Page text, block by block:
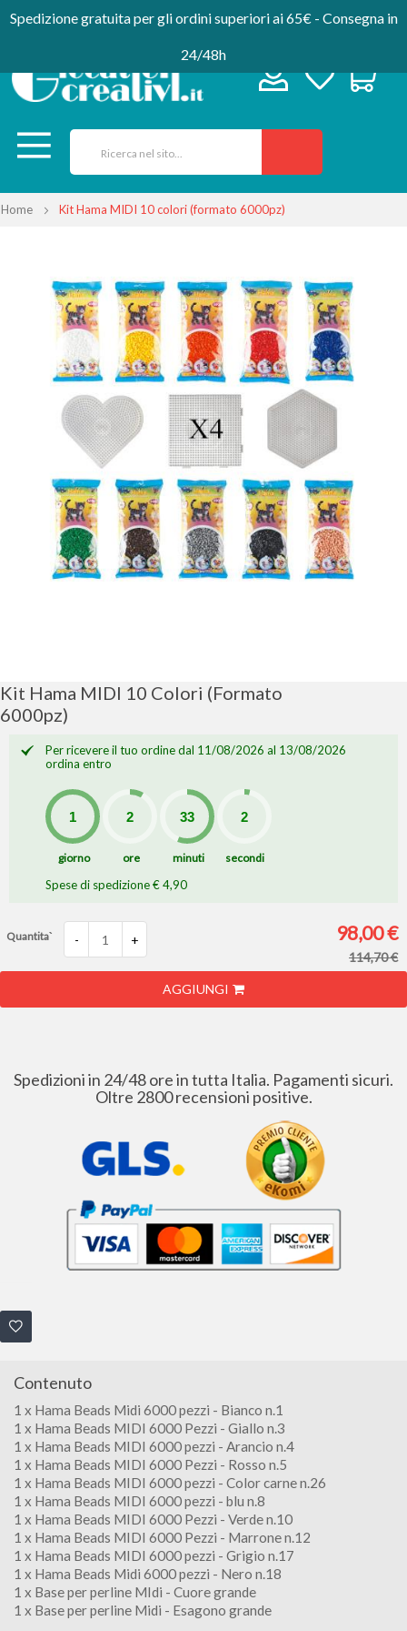
Spedizione gratuita per gli ordini superiori ai 65€ - Consegna in
24/48h
Home Kit Hama MIDI 10 colori (formato 6000pz)
galleria
immagini
galleria
di
immagini
Kit Hama MIDI 10 Colori (formato
6000pz)
Per ricevere il tuo ordine dal 11/08/2026 al 13/08/2026
ordina entro
giorno ore minuti secondi
Spese di spedizione € 4,90
Quantita` - +
AGGIUNGI
98,00 €
114,70 €
Spedizioni in 24/48 ore in tutta Italia. Pagamenti sicuri.
Oltre 2800 recensioni positive.
Contenuto
1 x Hama Beads Midi 6000 pezzi - Bianco n.1
1 x Hama Beads MIDI 6000 Pezzi - Giallo n.3
1 x Hama Beads MIDI 6000 pezzi - Arancio n.4
1 x Hama Beads MIDI 6000 Pezzi - Rosso n.5
1 x Hama Beads MIDI 6000 pezzi - Color carne n.26
1 x Hama Beads MIDI 6000 pezzi - blu n.8
1 x Hama Beads MIDI 6000 Pezzi - Verde n.10
1 x Hama Beads MIDI 6000 Pezzi - Marrone n.12
1 x Hama Beads MIDI 6000 pezzi - Grigio n.17
1 x Hama Beads Midi 6000 pezzi - Nero n.18
1 x Base per perline MIdi - Cuore grande
1 x Base per perline Midi - Esagono grande